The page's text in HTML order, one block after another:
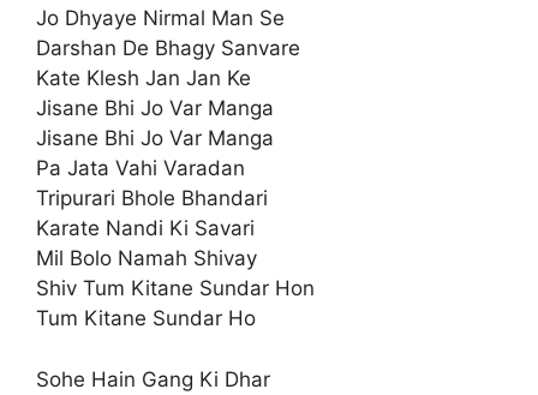
Jo Dhyaye Nirmal Man Se
Darshan De Bhagy Sanvare
Kate Klesh Jan Jan Ke
Jisane Bhi Jo Var Manga
Jisane Bhi Jo Var Manga
Pa Jata Vahi Varadan
Tripurari Bhole Bhandari
Karate Nandi Ki Savari
Mil Bolo Namah Shivay
Shiv Tum Kitane Sundar Hon
Tum Kitane Sundar Ho
Sohe Hain Gang Ki Dhar